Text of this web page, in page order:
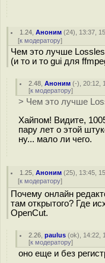
1.24 ,Аноним (24), 13:37,
[к модератору]
Чем это лучше
(и то и то gui для
2.48 ,Аноним (-), 20:12,
[к модератору]
> Чем это лучше
Хайпом! Видите,
пару лет о этой
ну... мало ли чего.
1.25 ,Аноним (25), 13:45,
[к модератору]
Почему онлайн
там открытого? Где
OpenCut.
2.26 ,paulus (ok), 14:22,
[к модератору]
оно еще и без